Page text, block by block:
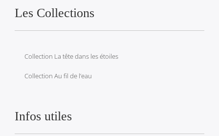
Les Collections
Collection La tête dans les étoiles
Collection Au fil de l’eau
Infos utiles